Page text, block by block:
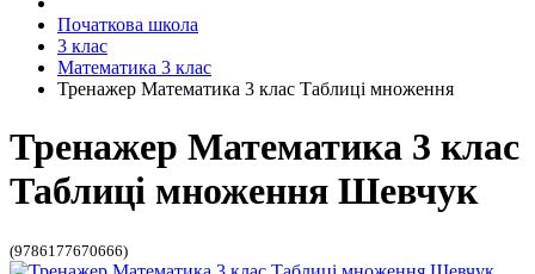
Початкова школа
3 клас
Математика 3 клас
Тренажер Математика 3 клас Таблиці множення
Тренажер Математика 3 клас
Таблиці множення Шевчук
(9786177670666)